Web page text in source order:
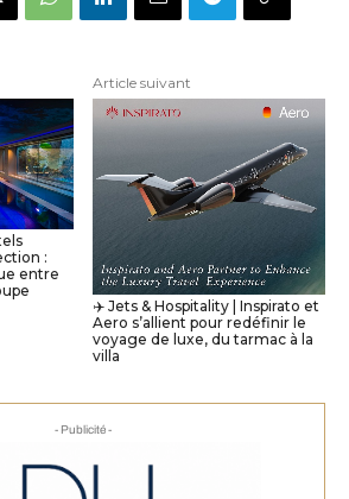
:
entre
Article suivant
✈️ Jets & Hospitality | Inspirato et
Aero s’allient pour redéfinir le
voyage de luxe, du tarmac à la
villa
- Publicité -